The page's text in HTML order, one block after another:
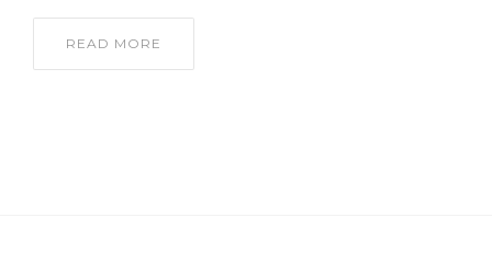
READ MORE